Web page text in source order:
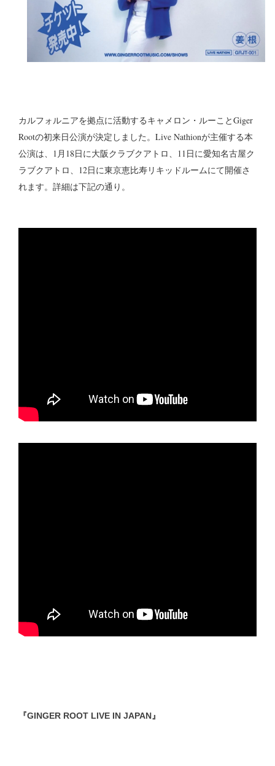
カルフォルニアを拠点に活動するキャメロン・ルーことGiger
Rootの初来日公演が決定しました。Live Nathionが主催する本
公演は、1月18日に大阪クラブクアトロ、11日に愛知名古屋ク
ラブクアトロ、12日に東京恵比寿リキッドルームにて開催さ
れます。詳細は下記の通り。
『GINGER ROOT LIVE IN JAPAN』